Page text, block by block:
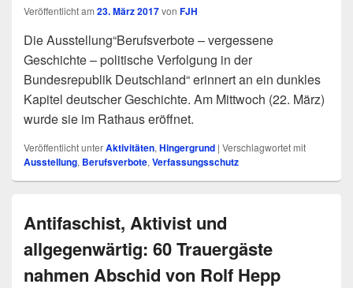
Veröffentlicht am 23. März 2017von FJH
Die Ausstellung“Berufsverbote – vergessene
Geschichte – politische Verfolgung in der
Bundesrepublik Deutschland“ erinnert an ein dunkles
Kapitel deutscher Geschichte. Am Mittwoch (22. März)
wurde sie im Rathaus eröffnet.
Veröffentlicht unterAktivitäten, Hingergrund | Verschlagwortet mit
Ausstellung, Berufsverbote, Verfassungsschutz
Antifaschist, Aktivist und
allgegenwärtig: 60 Trauergäste
nahmen Abschid von Rolf Hepp